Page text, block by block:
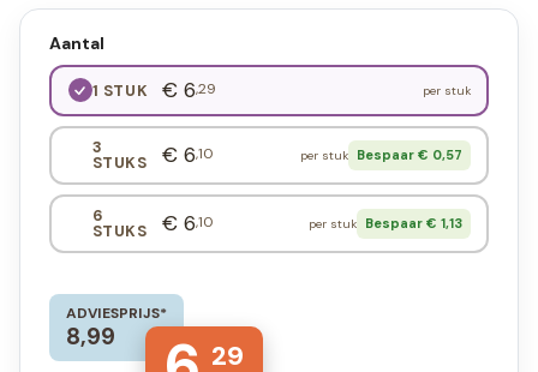
Aantal
1 STUK € 6,29 per stuk
3
STUKS € 6,10 per stuk Bespaar € 0,57
6
STUKS € 6,10 per stuk Bespaar € 1,13
ADVIESPRIJS*
8,99
29